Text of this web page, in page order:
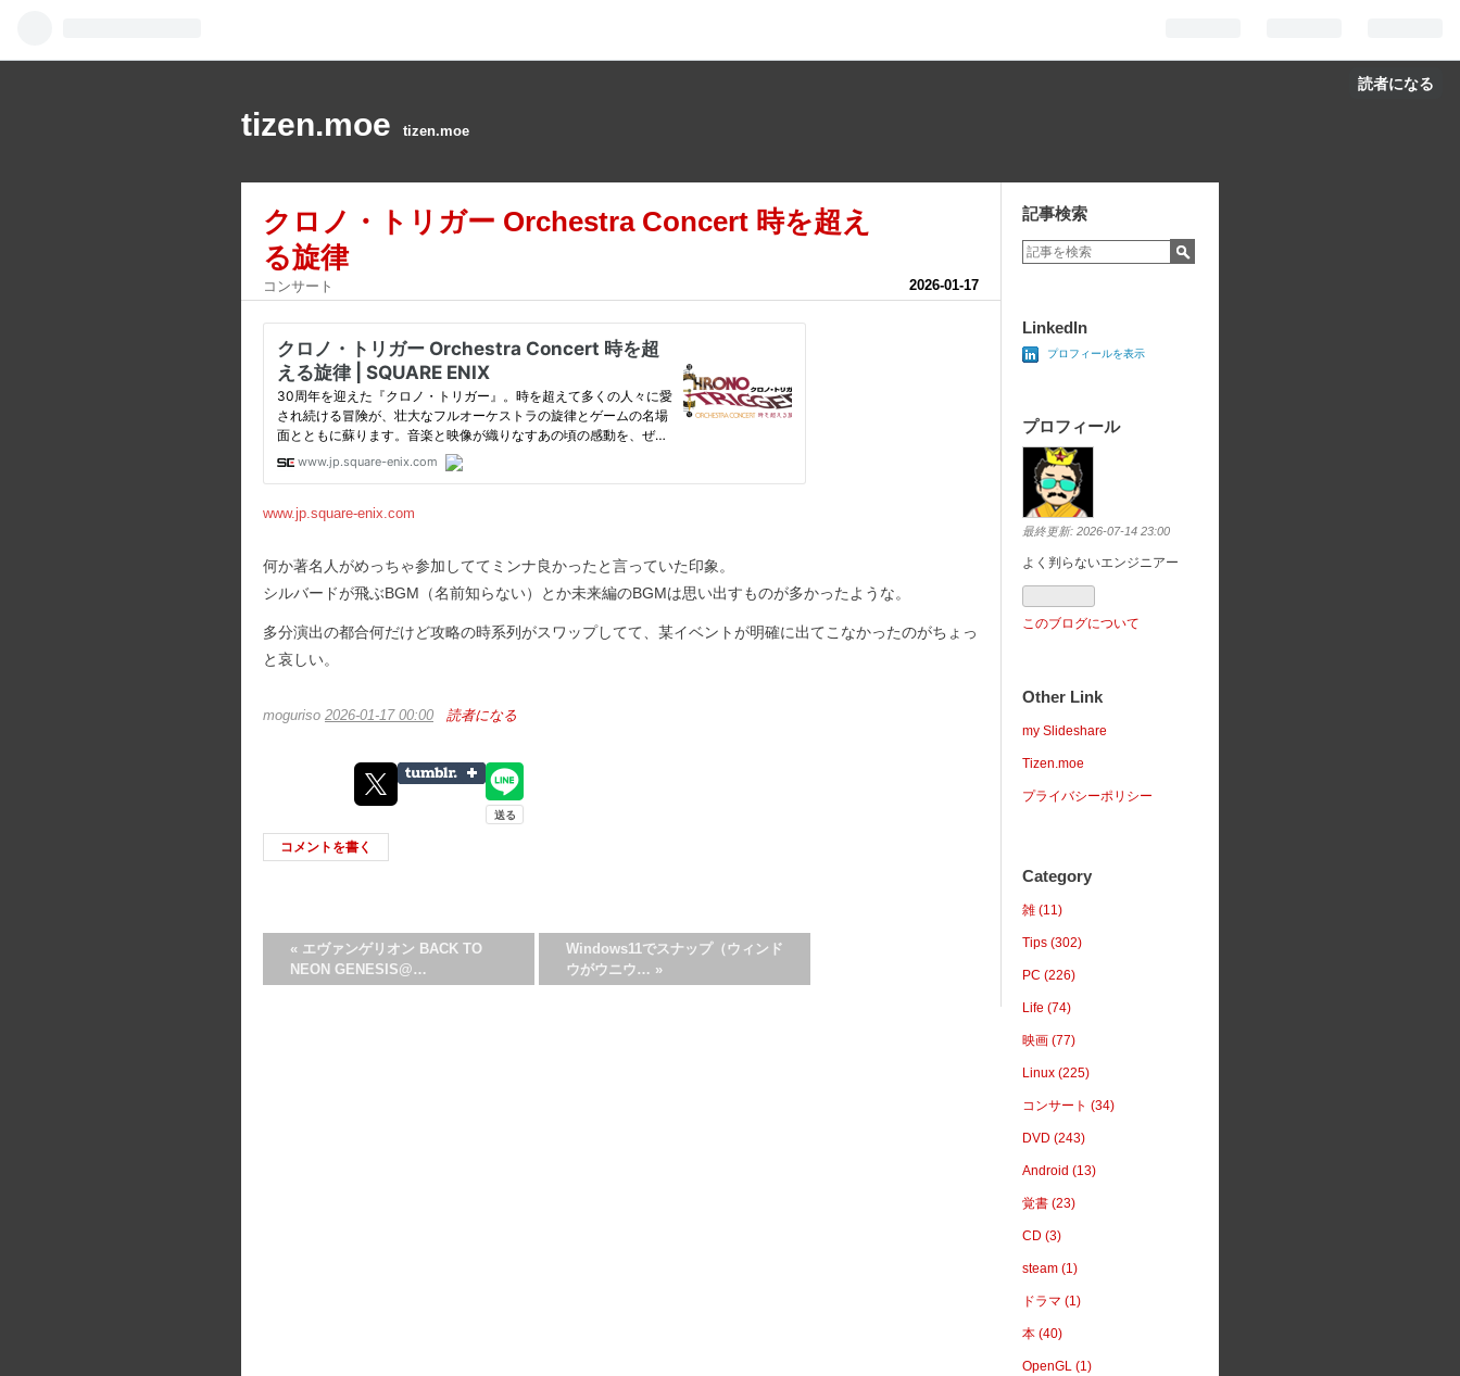
読者になる
tizen.moe tizen.moe
2026-01-17
クロノ・トリガー Orchestra Concert 時を超え
る旋律
コンサート
www.jp.square-enix.com
何か著名人がめっちゃ参加しててミンナ良かったと言っていた印象。
シルバードが飛ぶBGM（名前知らない）とか未来編のBGMは思い出すものが多かったような。
多分演出の都合何だけど攻略の時系列がスワップしてて、某イベントが明確に出てこなかったのがちょっ
と哀しい。
moguriso 2026-01-17 00:00 読者になる
コメントを書く
« エヴァンゲリオン BACK TO
NEON GENESIS@…
Windows11でスナップ（ウィンド
ウがウニウ… »
記事検索
LinkedIn
プロフィールを表示
プロフィール
最終更新: 2026-07-14 23:00
よく判らないエンジニアー
このブログについて
Other Link
my Slideshare
Tizen.moe
プライバシーポリシー
Category
雑 (11)
Tips (302)
PC (226)
Life (74)
映画 (77)
Linux (225)
コンサート (34)
DVD (243)
Android (13)
覚書 (23)
CD (3)
steam (1)
ドラマ (1)
本 (40)
OpenGL (1)